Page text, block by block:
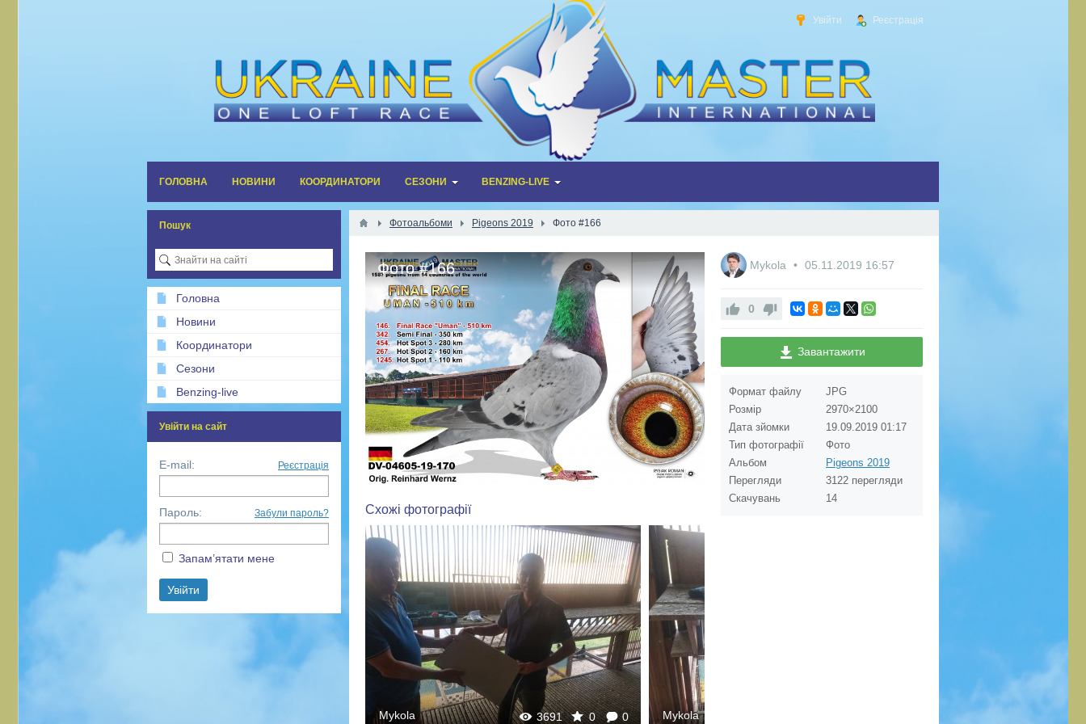
Увійти Реєстрація
ГОЛОВНА НОВИНИ КООРДИНАТОРИ СЕЗОНИ BENZING-LIVE
Фотоальбоми Pigeons 2019 Фото #166
Фото #166
Схожі фотографії
3691 0 0
Mykola Mykola Mykola
Mykola 05.11.2019 16:57
0
Завантажити
Формат файлу
JPG
Розмір
2970×2100
Дата зйомки
19.09.2019 01:17
Тип фотографії
Фото
Альбом
Pigeons 2019
Перегляди
3122 перегляди
Скачувань
14
Пошук
Головна
Новини
Координатори
Сезони
Benzing-live
Увійти на сайт
E-mail: Реєстрація
Пароль: Забули пароль?
Запам’ятати мене